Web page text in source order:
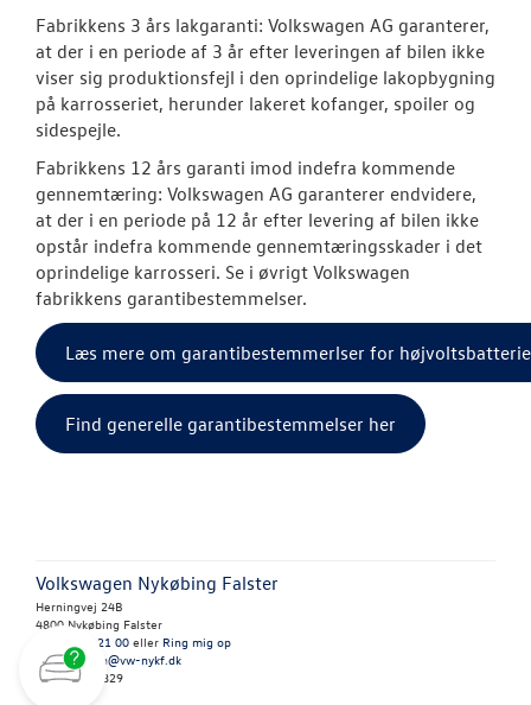
Fabrikkens 3 års lakgaranti: Volkswagen AG garanterer,
at der i en periode af 3 år efter leveringen af bilen ikke
viser sig produktionsfejl i den oprindelige lakopbygning
på karrosseriet, herunder lakeret kofanger, spoiler og
sidespejle.
Fabrikkens 12 års garanti imod indefra kommende
gennemtæring: Volkswagen AG garanterer endvidere,
at der i en periode på 12 år efter levering af bilen ikke
opstår indefra kommende gennemtæringsskader i det
oprindelige karrosseri. Se i øvrigt Volkswagen
fabrikkens garantibestemmelser.
Læs mere om garantibestemmerlser for
Find generelle garantibestemmelser her
Volkswagen Nykøbing Falster
Herningvej 24B
4800 Nykøbing Falster
54 82 21 00 eller Ring mig op
E-mail: brian@vw-nykf.dk
CVR: 41814829